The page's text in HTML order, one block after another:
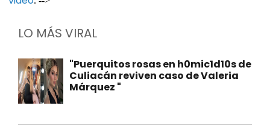
LO MÁS VIRAL
"Puerquitos rosas en h0mic1d10s de
Culiacán reviven caso de Valeria
Márquez "